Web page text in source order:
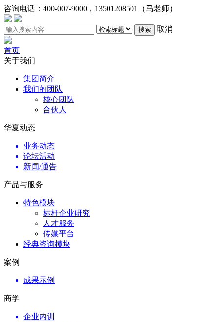
咨询电话： 400-007-9000，13501208501（马老师）
搜索 取消
首页
关于我们
集团简介
我们的团队
核心团队
合伙人
华夏动态
业务动态
论坛活动
新闻/通告
产品与服务
特色模块
标杆企业研究
人才服务
传媒平台
经典咨询模块
案例
成果示例
商学
企业内训